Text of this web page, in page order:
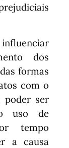
dos
formas
com o
poder ser
uso de
tempo
a causa